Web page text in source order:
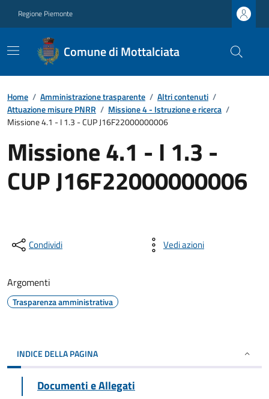
Regione Piemonte
Comune di Mottalciata
Home / Amministrazione trasparente / Altri contenuti /
Attuazione misure PNRR / Missione 4 - Istruzione e ricerca /
Missione 4.1 - I 1.3 - CUP J16F22000000006
Missione 4.1 - I 1.3 -
CUP J16F22000000006
Condividi Vedi azioni
Argomenti
Trasparenza amministrativa
INDICE DELLA PAGINA
Documenti e Allegati